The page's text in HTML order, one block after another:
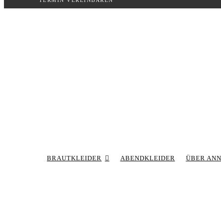
Inhalt
BRAUTKLEIDER ABENDKLEIDER ÜBER